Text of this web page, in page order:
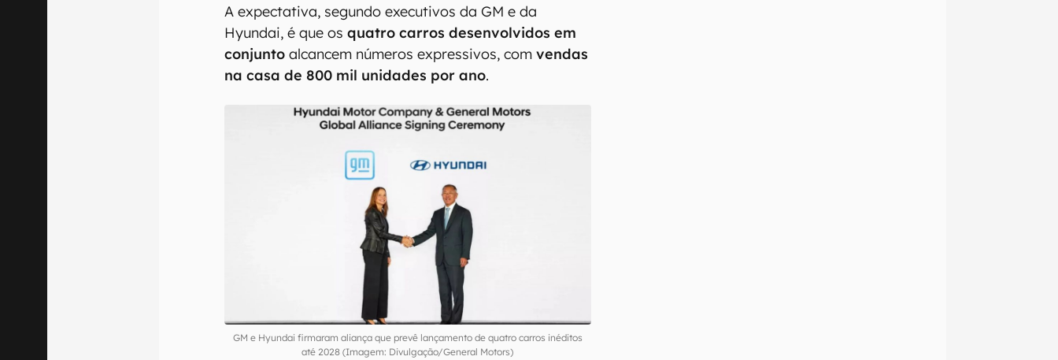
A expectativa, segundo executivos da GM e da
Hyundai, é que osquatro carros desenvolvidos em
conjunto alcancem números expressivos, comvendas
na casa de 800 mil unidades por ano.
GM e Hyundai firmaram aliança que prevê lançamento de quatro carros inéditos
até 2028 (Imagem: Divulgação/General Motors)